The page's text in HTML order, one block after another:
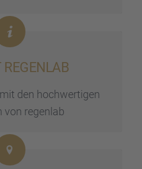
den hochwer­ti­gen
von regen­lab